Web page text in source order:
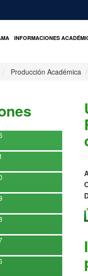
INFORMACIONES
Producción Académica